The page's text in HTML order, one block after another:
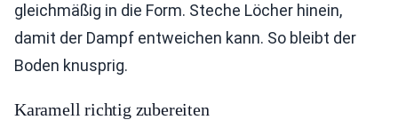
gleichmäßig in die Form. Steche Löcher hinein,
damit der Dampf entweichen kann. So bleibt der
Boden knusprig.
Karamell richtig zubereiten